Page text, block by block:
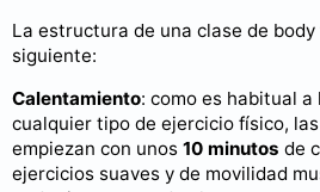
La estructura de una clase de
siguiente:
Calentamiento: como es habitual
cualquier tipo de ejercicio físico,
empiezan con unos 10 minutos de
ejercicios suaves y de movilidad